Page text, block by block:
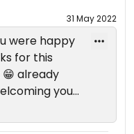
31 May 2022
were happy
for this
already
you
🤗 warm